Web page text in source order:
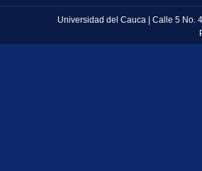
Universidad del Cauca | Calle 5 No.